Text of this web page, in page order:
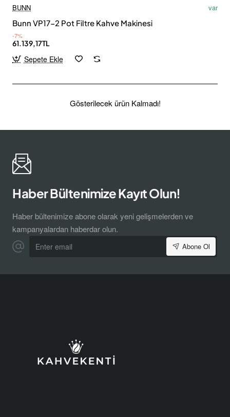
BUNN
var
Bunn VP17-2 Pot Filtre Kahve Makinesi
-7%
61.139,17TL
Sepete Ekle
Gösterilecek ürün Kalmadı!
Haber Bültenimize Kayıt Olun!
Haber bültenimize abone olarak yeni gelişmelerden ve
kampanyalardan haberdar olun.
email
Abone Ol